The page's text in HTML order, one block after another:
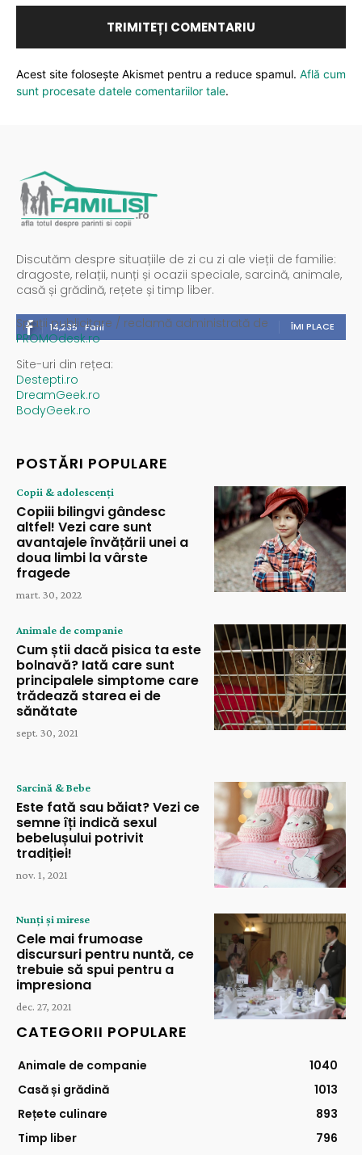
Acest site folosește Akismet pentru a reduce spamul. Află cum
sunt procesate datele comentariilor tale.
Discutăm despre situațiile de zi cu zi ale vieții de familie:
dragoste, relații, nunți și ocazii speciale, sarcină, animale,
casă și grădină, rețete și timp liber.
14,235 Fani ÎMI PLACE
Spații publicitare / reclamă administrată de
PROMOdesk.ro
Site-uri din rețea:
Destepti.ro
DreamGeek.ro
BodyGeek.ro
POSTĂRI POPULARE
Copii & adolescenți
Copiii bilingvi gândesc
altfel! Vezi care sunt
avantajele învățării unei a
doua limbi la vârste
fragede
mart. 30, 2022
Animale de companie
Cum știi dacă pisica ta este
bolnavă? Iată care sunt
principalele simptome care
trădează starea ei de
sănătate
sept. 30, 2021
Sarcină & Bebe
Este fată sau băiat? Vezi ce
semne îți indică sexul
bebelușului potrivit
tradiției!
nov. 1, 2021
Nunți și mirese
Cele mai frumoase
discursuri pentru nuntă, ce
trebuie să spui pentru a
impresiona
dec. 27, 2021
CATEGORII POPULARE
Animale de companie
1040
Casă și grădină
1013
Rețete culinare
893
Timp liber
796